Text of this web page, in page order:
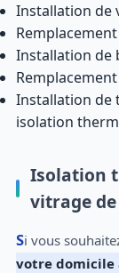
Installation de
Installation de
Installation de
isolation
Isolation
vitrage
Si vous
votre domicile